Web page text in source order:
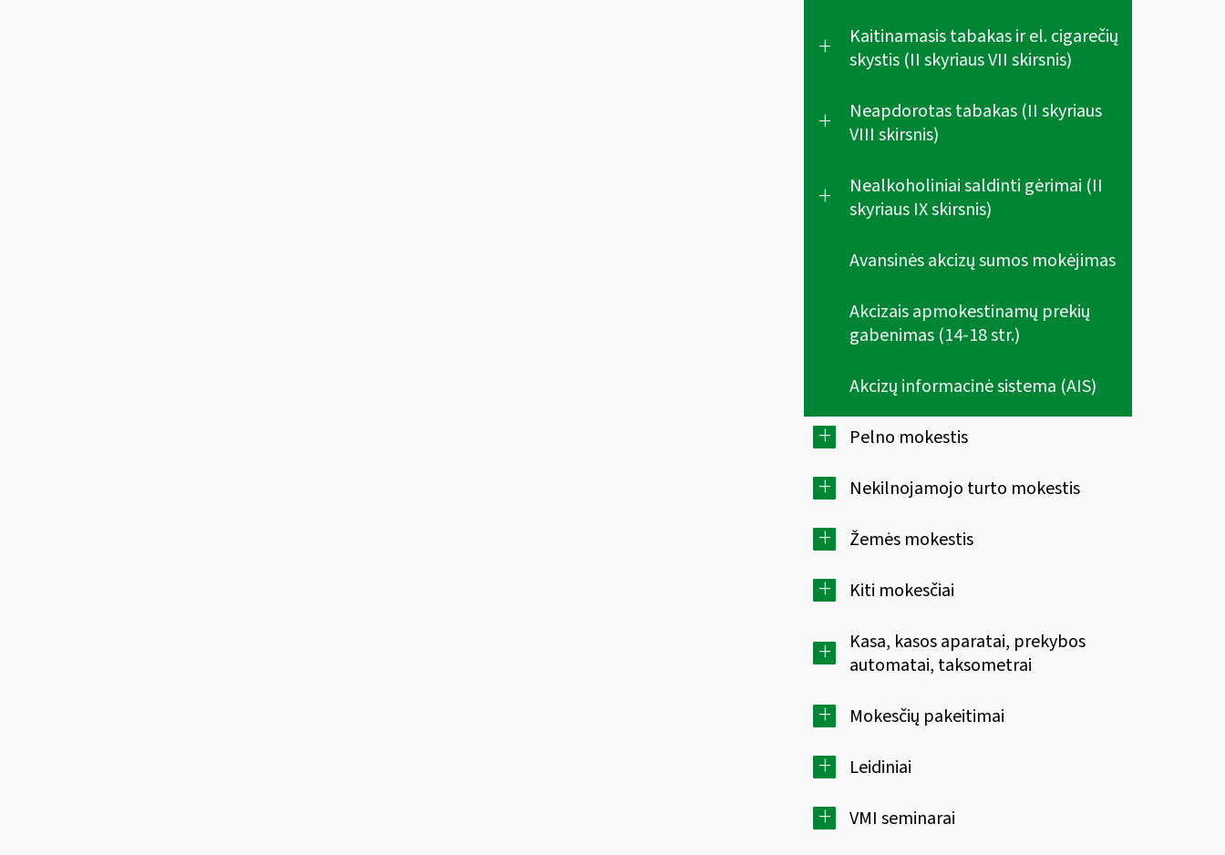
+
Kaitinamasis tabakas ir el. cigarečių
skystis (II skyriaus VII skirsnis)
+
Neapdorotas tabakas (II skyriaus
VIII skirsnis)
+
Nealkoholiniai saldinti gėrimai (II
skyriaus IX skirsnis)
Avansinės akcizų sumos mokėjimas
Akcizais apmokestinamų prekių
gabenimas (14-18 str.)
Akcizų informacinė sistema (AIS)
+ Pelno mokestis
+ Nekilnojamojo turto mokestis
+ Žemės mokestis
+ Kiti mokesčiai
+
Kasa, kasos aparatai, prekybos
automatai, taksometrai
+ Mokesčių pakeitimai
+ Leidiniai
+
VMI seminarai